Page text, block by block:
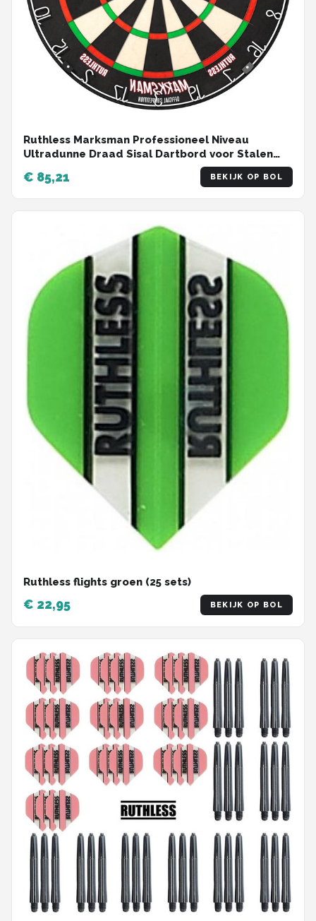
Ruthless Marksman Professioneel Niveau
Ultradunne Draad Sisal Dartbord voor Stalen
€ 85,21 BEKIJK OP BOL
Ruthless flights groen (25 sets)
€ 22,95 BEKIJK OP BOL